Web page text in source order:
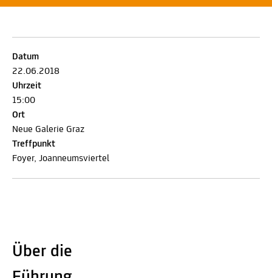
Datum
22.06.2018
Uhrzeit
15:00
Ort
Neue Galerie Graz
Treffpunkt
Foyer, Joanneumsviertel
Über die